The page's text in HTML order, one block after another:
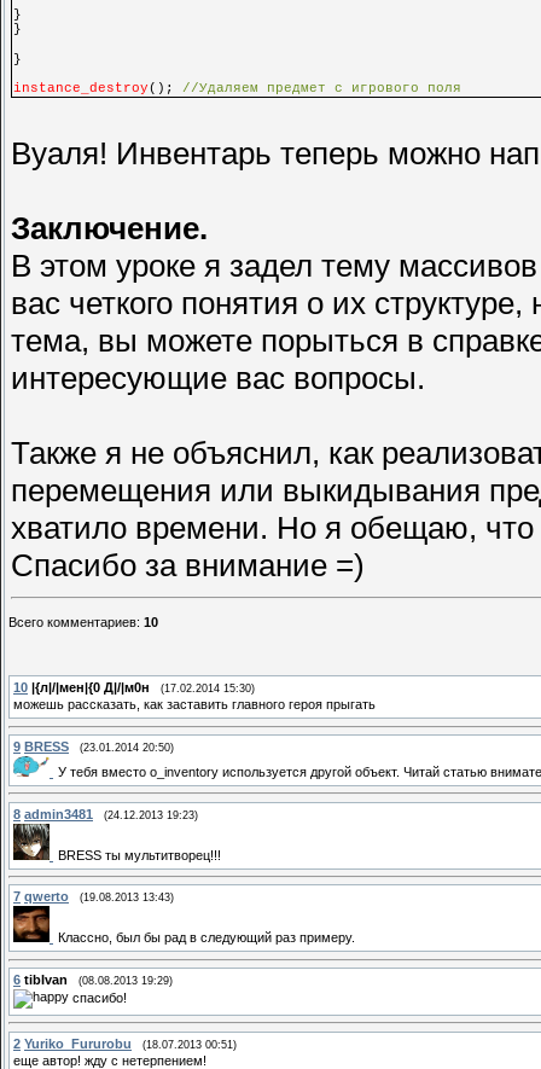
}
}
}
instance_destroy(); //Удаляем предмет с игрового поля
Вуаля! Инвентарь теперь можно
Заключение.
В этом уроке я задел тему
вас четкого понятия о их
тема, вы можете порыться в
интересующие вас вопросы.
Также я не объяснил, как
перемещения или выкидывания
хватило времени. Но я обещаю, что
Спасибо за внимание =)
Всего комментариев: 10
10 |{л|/|мен|{0 Д|/|м0н (17.02.2014 15:30)
можешь рассказать, как заставить главного героя прыгать
9 BRESS (23.01.2014 20:50)
У тебя вместо o_inventory используется другой объект. Читай статью
8 admin3481 (24.12.2013 19:23)
BRESS ты мультитворец!!!
7 qwerto (19.08.2013 13:43)
Классно, был бы рад в следующий раз примеру.
6 tibIvan (08.08.2013 19:29)
спасибо!
2 Yuriko_Fururobu (18.07.2013 00:51)
еще автор! жду с нетерпением!